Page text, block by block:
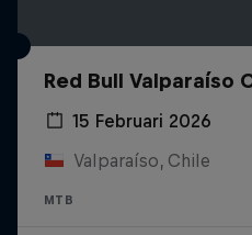
Red Bull Valparaíso
15 Februari 2026
Valparaíso, Chile
MTB